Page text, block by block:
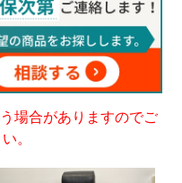
場合がありますのでご
。